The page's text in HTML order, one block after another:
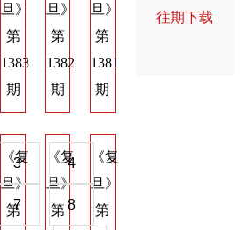
旦》
第
1383
期
旦》
第
1382
期
旦》
第
1381
期
《复
旦》
第
《复
旦》
第
《复
旦》
第
旦》
3 4
7 8
往期下载